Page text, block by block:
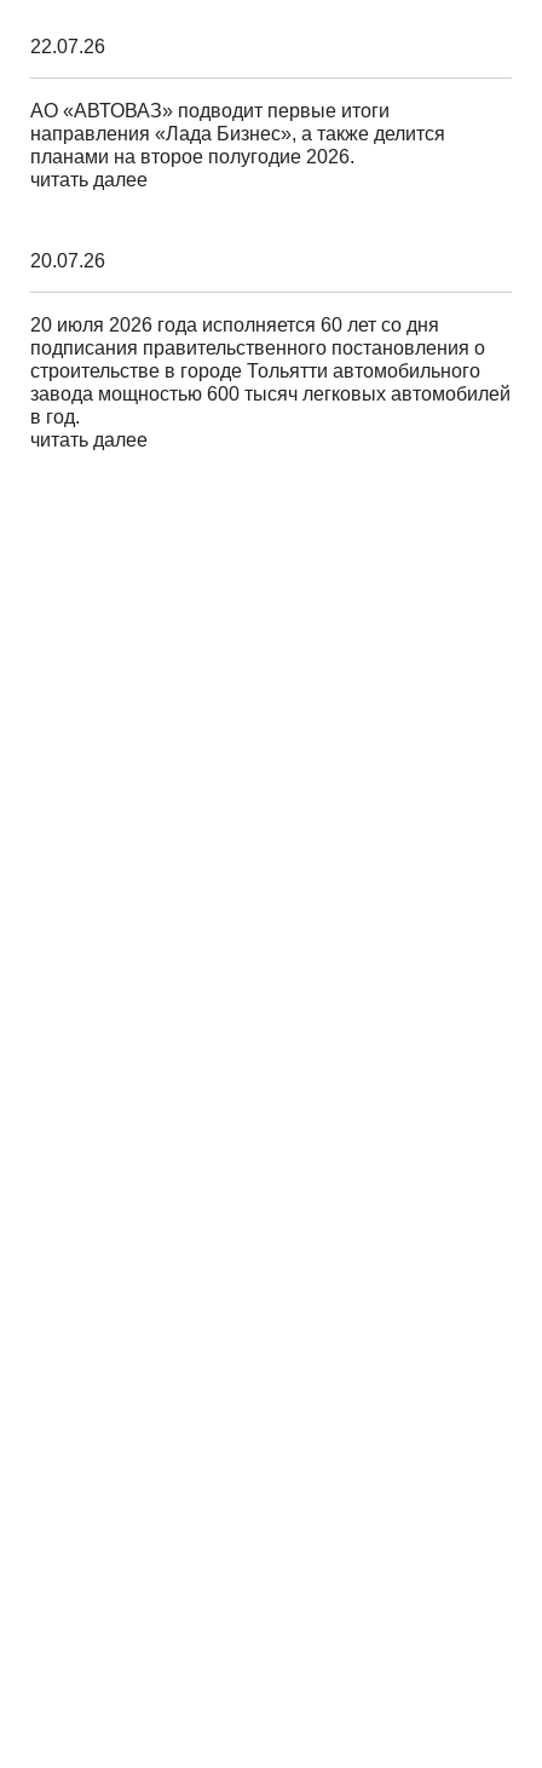
22.07.26
АО «АВТОВАЗ» подводит первые итоги
направления «Лада Бизнес», а также делится
планами на второе полугодие 2026.
читать далее
20.07.26
20 июля 2026 года исполняется 60 лет со дня
подписания правительственного постановления о
строительстве в городе Тольятти автомобильного
завода мощностью 600 тысяч легковых автомобилей
в год.
читать далее